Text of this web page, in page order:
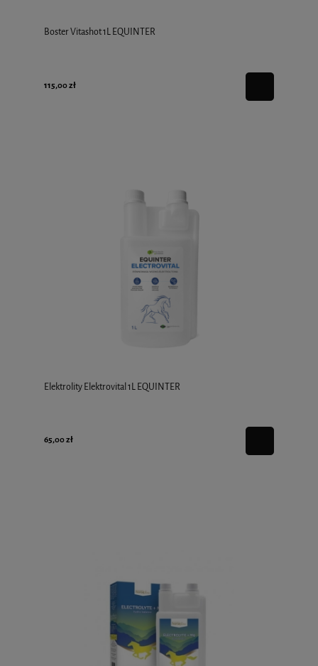
Boster Vitashot 1L EQUINTER
115,00 zł
Elektrolity Elektrovital 1L EQUINTER
65,00 zł